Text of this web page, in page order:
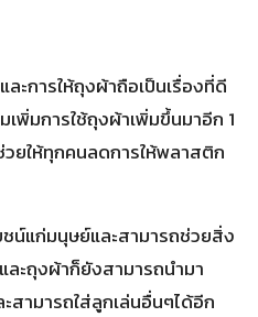
ะการให้ถุงผ้าถือเป็นเรื่องที่ดี
เพิ่มการใช้ถุงผ้าเพิ่มขึ้นมาอีก 1
วยให้ทุกคนลดการให้พลาสติก
น์แก่มนุษย์และสามารถช่วยสิ่ง
ะถุงผ้าก็ยังสามารถนำมา
สามารถใส่ลูกเล่นอื่นๆได้อีก